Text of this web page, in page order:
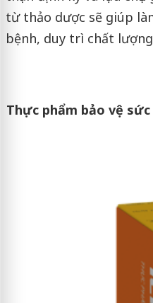
từ thảo dược sẽ giúp
bệnh, duy trì chất
Thực phẩm bảo vệ